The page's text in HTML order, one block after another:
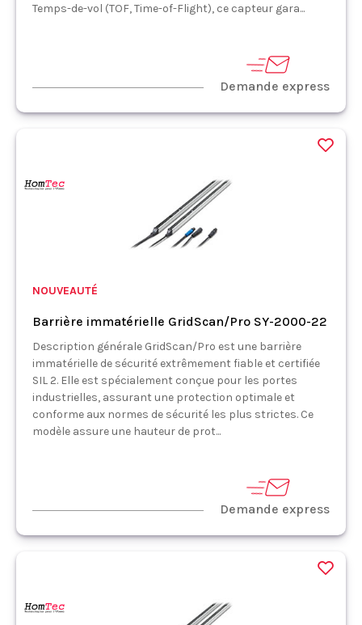
Temps-de-vol (TOF, Time-of-Flight), ce capteur gara...
Demande express
NOUVEAUTÉ
Barrière immatérielle GridScan/Pro SY-2000-22
Description générale GridScan/Pro est une barrière
immatérielle de sécurité extrêmement fiable et certifiée
SIL 2. Elle est spécialement conçue pour les portes
industrielles, assurant une protection optimale et
conforme aux normes de sécurité les plus strictes. Ce
modèle assure une hauteur de prot...
Demande express